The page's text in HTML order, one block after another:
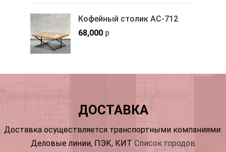
Кофейный столик АС-712
68,000 р
ДОСТАВКА
Доставка осуществляется транспортными компаниями:
Деловые линии, ПЭК, КИТ Список городов